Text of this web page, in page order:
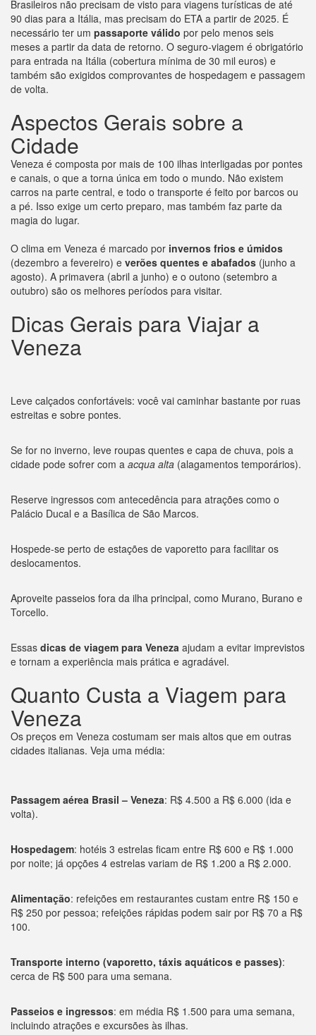
Brasileiros não precisam de visto para viagens turísticas de até
90 dias para a Itália, mas precisam do ETA a partir de 2025. É
necessário ter um passaporte válido por pelo menos seis
meses a partir da data de retorno. O seguro-viagem é obrigatório
para entrada na Itália (cobertura mínima de 30 mil euros) e
também são exigidos comprovantes de hospedagem e passagem
de volta.
Aspectos Gerais sobre a
Cidade
Veneza é composta por mais de 100 ilhas interligadas por pontes
e canais, o que a torna única em todo o mundo. Não existem
carros na parte central, e todo o transporte é feito por barcos ou
a pé. Isso exige um certo preparo, mas também faz parte da
magia do lugar.
O clima em Veneza é marcado por invernos frios e úmidos
(dezembro a fevereiro) e verões quentes e abafados (junho a
agosto). A primavera (abril a junho) e o outono (setembro a
outubro) são os melhores períodos para visitar.
Dicas Gerais para Viajar a
Veneza
Leve calçados confortáveis: você vai caminhar bastante por ruas
estreitas e sobre pontes.
Se for no inverno, leve roupas quentes e capa de chuva, pois a
cidade pode sofrer com a acqua alta (alagamentos temporários).
Reserve ingressos com antecedência para atrações como o
Palácio Ducal e a Basílica de São Marcos.
Hospede-se perto de estações de vaporetto para facilitar os
deslocamentos.
Aproveite passeios fora da ilha principal, como Murano, Burano e
Torcello.
Essas dicas de viagem para Veneza ajudam a evitar imprevistos
e tornam a experiência mais prática e agradável.
Quanto Custa a Viagem para
Veneza
Os preços em Veneza costumam ser mais altos que em outras
cidades italianas. Veja uma média:
Passagem aérea Brasil – Veneza: R$ 4.500 a R$ 6.000 (ida e
volta).
Hospedagem: hotéis 3 estrelas ficam entre R$ 600 e R$ 1.000
por noite; já opções 4 estrelas variam de R$ 1.200 a R$ 2.000.
Alimentação: refeições em restaurantes custam entre R$ 150 e
R$ 250 por pessoa; refeições rápidas podem sair por R$ 70 a R$
100.
Transporte interno (vaporetto, táxis aquáticos e passes):
cerca de R$ 500 para uma semana.
Passeios e ingressos: em média R$ 1.500 para uma semana,
incluindo atrações e excursões às ilhas.